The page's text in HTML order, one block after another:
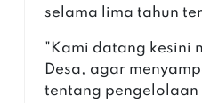
selama lima tahun
"Kami datang kesini
Desa, agar
tentang pengelolaan